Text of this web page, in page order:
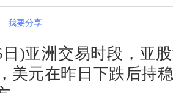
我要分享
亚洲交易时段，亚股
美元在昨日下跌后持